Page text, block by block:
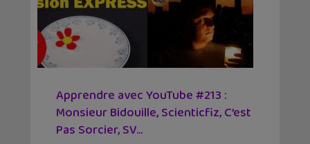
Apprendre avec YouTube #213 :
Monsieur Bidouille, Scienticfiz, C’est
Pas Sorcier, SV...